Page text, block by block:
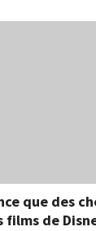
que des
de